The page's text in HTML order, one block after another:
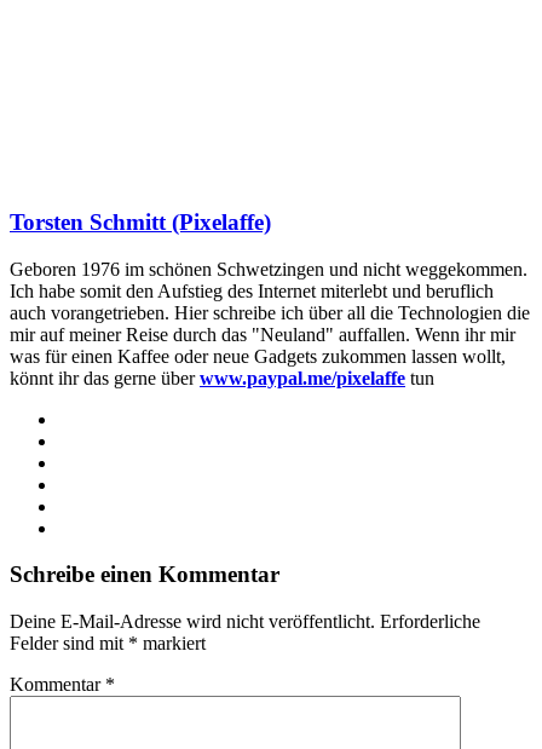
Torsten Schmitt (Pixelaffe)
Geboren 1976 im schönen Schwetzingen und nicht weggekommen.
Ich habe somit den Aufstieg des Internet miterlebt und beruflich
auch vorangetrieben. Hier schreibe ich über all die Technologien die
mir auf meiner Reise durch das "Neuland" auffallen. Wenn ihr mir
was für einen Kaffee oder neue Gadgets zukommen lassen wollt,
könnt ihr das gerne überwww.paypal.me/pixelaffe tun
Schreibe einen Kommentar
Deine E-Mail-Adresse wird nicht veröffentlicht. Erforderliche
Felder sind mit * markiert
Kommentar *